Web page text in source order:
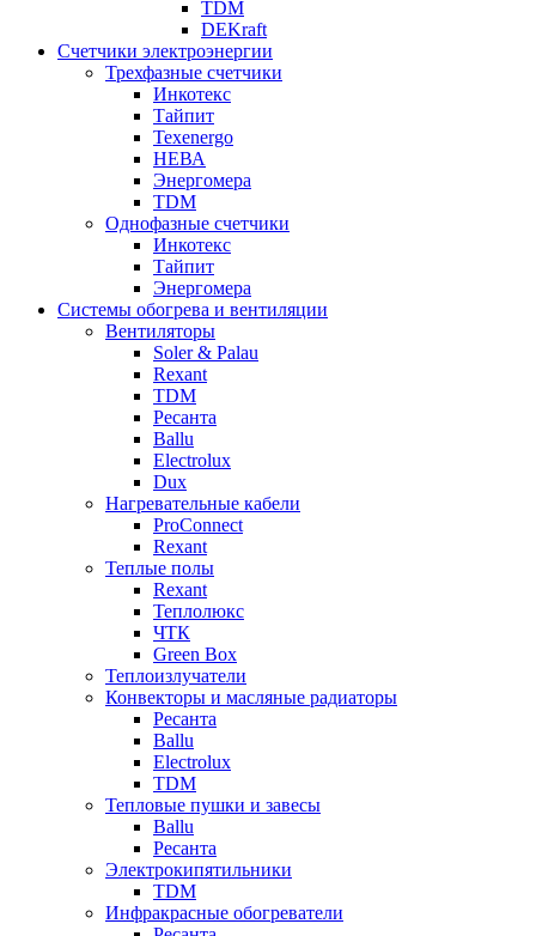
TDM
DEKraft
Счетчики электроэнергии
Трехфазные счетчики
Инкотекс
Тайпит
Texenergo
НЕВА
Энергомера
TDM
Однофазные счетчики
Инкотекс
Тайпит
Энергомера
Системы обогрева и вентиляции
Вентиляторы
Soler & Palau
Rexant
TDM
Ресанта
Ballu
Electrolux
Dux
Нагревательные кабели
ProConnect
Rexant
Теплые полы
Rexant
Теплолюкс
ЧТК
Green Box
Теплоизлучатели
Конвекторы и масляные радиаторы
Ресанта
Ballu
Electrolux
TDM
Тепловые пушки и завесы
Ballu
Ресанта
Электрокипятильники
TDM
Инфракрасные обогреватели